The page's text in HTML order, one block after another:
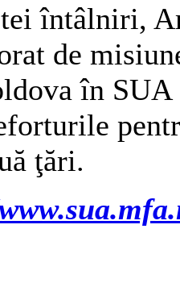
întâlniri,
de
în
ţări.